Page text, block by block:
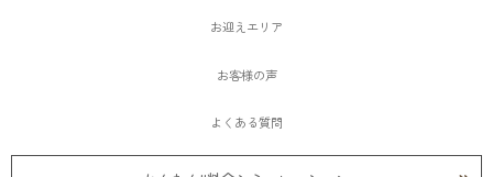
お迎えエリア
お客様の声
よくある質問
愛ペットメモリアルSHOP大阪